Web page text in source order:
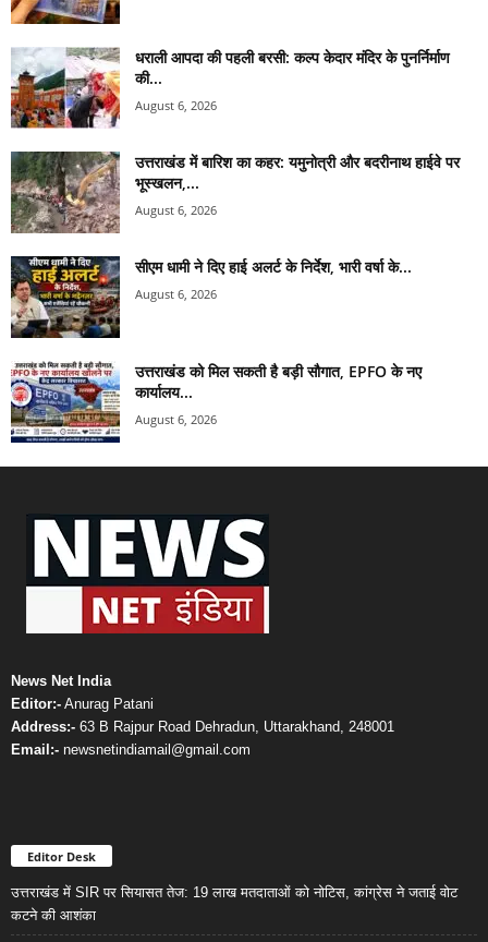
धराली आपदा की पहली बरसी: कल्प केदार मंदिर के पुनर्निर्माण
की...
August 6, 2026
उत्तराखंड में बारिश का कहर: यमुनोत्री और बदरीनाथ हाईवे पर
भूस्खलन,...
August 6, 2026
सीएम धामी ने दिए हाई अलर्ट के निर्देश, भारी वर्षा के...
August 6, 2026
उत्तराखंड को मिल सकती है बड़ी सौगात, EPFO के नए
कार्यालय...
August 6, 2026
News Net India
Editor:- Anurag Patani
Address:- 63 B Rajpur Road Dehradun, Uttarakhand, 248001
Email:- newsnetindiamail@gmail.com
Editor Desk
उत्तराखंड में SIR पर सियासत तेज: 19 लाख मतदाताओं को नोटिस, कांग्रेस ने जताई वोट
कटने की आशंका